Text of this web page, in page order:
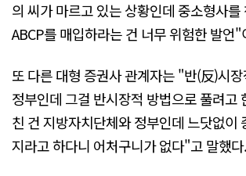
의 씨가 마르고 있는 상황인데 중소형사
ABCP를 매입하라는 건 너무 위험한 발언
또 다른 대형 증권사 관계자는 "반(反)시
정부인데 그걸 반시장적 방법으로 풀려
친 건 지방자치단체와 정부인데 느닷없이
지라고 하다니 어처구니가 없다"고 말했다.